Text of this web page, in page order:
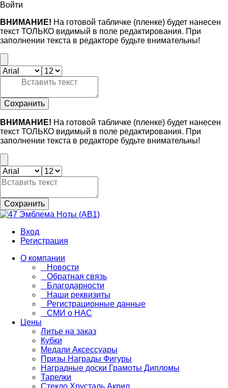
Войти
ВНИМАНИЕ! На готовой табличке (пленке) будет нанесен
текст ТОЛЬКО видимый в поле редактирования. При
заполнении текста в редакторе будьте внимательны!
Сохранить
ВНИМАНИЕ! На готовой табличке (пленке) будет нанесен
текст ТОЛЬКО видимый в поле редактирования. При
заполнении текста в редакторе будьте внимательны!
Сохранить
Вход
Регистрация
О компании
Новости
Обратная связь
Благодарности
Наши реквизиты
Регистрационные данные
СМИ о НАС
Цены
Литье на заказ
Кубки
Медали Аксессуары
Призы Награды Фигуры
Наградные доски Грамоты Дипломы
Тарелки